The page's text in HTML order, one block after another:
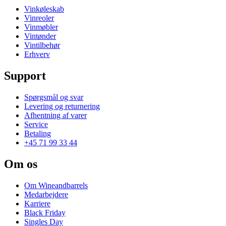
Vinkøleskab
Vinreoler
Vinmøbler
Vintønder
Vintilbehør
Erhverv
Support
Spørgsmål og svar
Levering og returnering
Afhentning af varer
Service
Betaling
+45 71 99 33 44
Om os
Om Wineandbarrels
Medarbejdere
Karriere
Black Friday
Singles Day